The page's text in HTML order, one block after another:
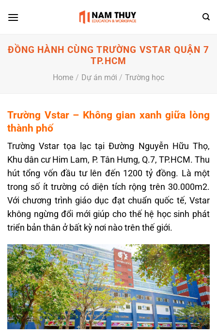
ĐỒNG HÀNH CÙNG TRƯỜNG VSTAR QUẬN 7
TP.HCM
Home / Dự án mới / Trường học
Trường Vstar – Không gian xanh giữa lòng
thành phố
Trường Vstar tọa lạc tại Đường Nguyễn Hữu Thọ,
Khu dân cư Him Lam, P. Tân Hưng, Q.7, TP.HCM. Thu
hút tổng vốn đầu tư lên đến 1200 tỷ đồng. Là một
trong số ít trường có diện tích rộng trên 30.000m2.
Với chương trình giáo dục đạt chuẩn quốc tế, Vstar
không ngừng đổi mới giúp cho thế hệ học sinh phát
triển bản thân ở bất kỳ nơi nào trên thế giới.